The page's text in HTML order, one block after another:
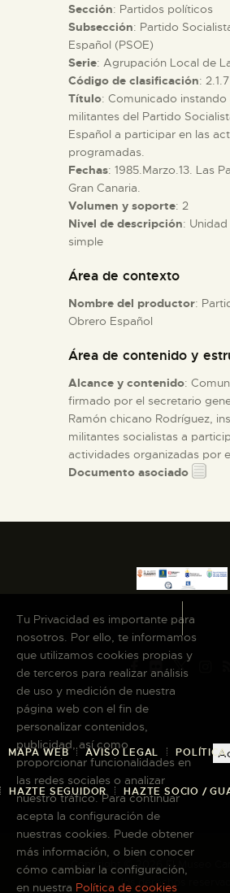
█
EL MUSEO
COLECCIONES
DIDÁCTICA
ESPAÑOL
Sección: Partidos políticos
Subsección: Partido
Español (PSOE)
Serie: Agrupación Local de
Código de clasificación: 2.1.7
Título: Comunicado instando
militantes del Partido
Español a participar en las
programadas.
Fechas: 1985.Marzo.13. Las
Gran Canaria.
Volumen y soporte: 2
Nivel de descripción:
simple
Área de contexto
Nombre del productor:
Obrero Español
Área de contenido y
Alcance y contenido:
firmado por el secretario
Ramón chicano Rodríguez,
militantes socialistas a
actividades organizadas por
Documento asociado
MAPA WEB AVISO LEGAL POLÍTICA
HAZTE SEGUIDOR HAZTE SOCIO /
Copyright © 2026 El Museo
los derechos
Tu Privacidad es importante para
nosotros. Por ello, te informamos
que utilizamos cookies propias y
de terceros para realizar análisis
de uso y medición de nuestra
página web con el fin de
personalizar contenidos,
publicidad, así como
proporcionar funcionalidades en
las redes sociales o analizar
nuestro tráfico. Para continuar
acepta la configuración de
nuestras cookies. Puede obtener
más información, o bien conocer
cómo cambiar la configuración,
en nuestra Política de cookies